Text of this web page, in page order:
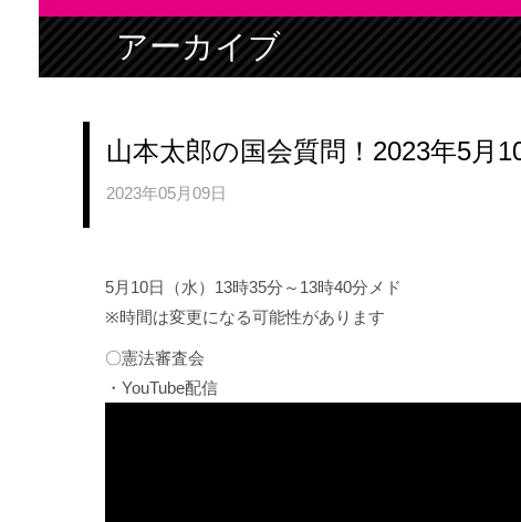
アーカイブ
山本太郎の国会質問！2023年5月
2023年05月09日
5月10日（水）13時35分～13時40分メド
※時間は変更になる可能性があります
〇憲法審査会
・YouTube配信